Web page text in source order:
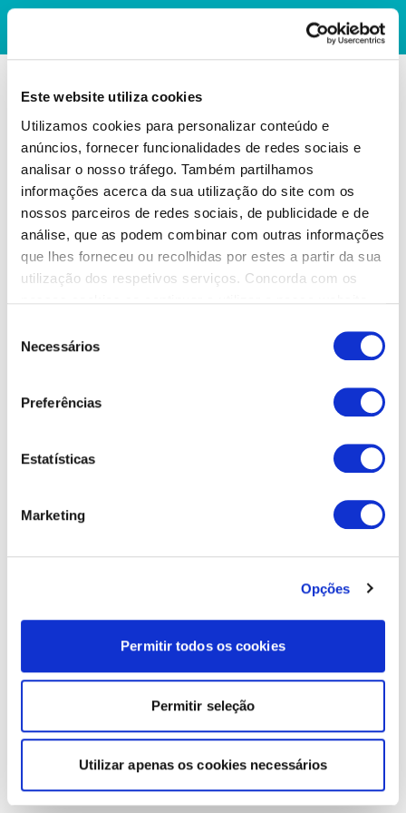
Este website utiliza cookies
Utilizamos cookies para personalizar conteúdo e
anúncios, fornecer funcionalidades de redes sociais e
analisar o nosso tráfego. Também partilhamos
informações acerca da sua utilização do site com os
nossos parceiros de redes sociais, de publicidade e de
análise, que as podem combinar com outras informações
que lhes forneceu ou recolhidas por estes a partir da sua
utilização dos respetivos serviços. Concorda com os
Necessários
Preferências
Estatísticas
Marketing
Opções
Permitir todos os cookies
Permitir seleção
Utilizar apenas os cookies necessários